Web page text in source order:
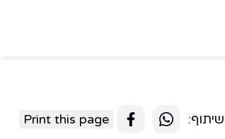
שיתוף: Print this page